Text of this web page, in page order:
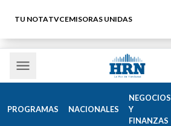
TU NOTATVCEMISORAS UNIDAS
PROGRAMAS NACIONALES
NEGOCIOS
Y
FINANZAS